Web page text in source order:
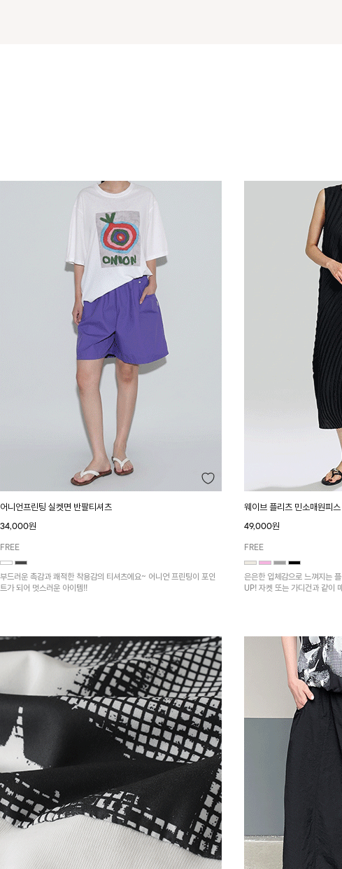
어니언프린팅 실켓면 반팔티셔츠
34,000원
FREE
부드러운 촉감과 쾌적한 착용감의 티셔츠에요~ 어니언 프린팅이 포인
트가 되어 멋스러운 아이템!!
웨이브 플리츠 민소매원피스
49,000원
FREE
은은한 입체감으로 느껴지는
UP! 자켓 또는 가디건과 같이